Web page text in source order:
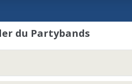
du Partybands